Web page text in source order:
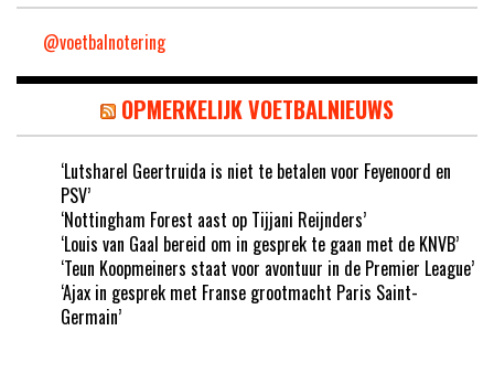
@voetbalnotering
OPMERKELIJK VOETBALNIEUWS
‘Lutsharel Geertruida is niet te betalen voor Feyenoord en
PSV’
‘Nottingham Forest aast op Tijjani Reijnders’
‘Louis van Gaal bereid om in gesprek te gaan met de KNVB’
‘Teun Koopmeiners staat voor avontuur in de Premier League’
‘Ajax in gesprek met Franse grootmacht Paris Saint-
Germain’